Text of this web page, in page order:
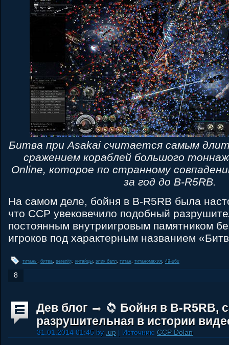
Битва при Asakai считается самым
сражением кораблей большого
Online, которое по странному
за год до B-R5RB.
На самом деле, бойня в B-R5RB была
что CCP увековечило подобный
постоянным внутриигровым памятником
игроков под характерным названием
титаны, битва, serenity, китайцы, эпик батл, титан, титаномахия, 49-u6u
8
Дев блог
Бойня в B-R5RB,
разрушительная в истории
31.01.2014 01:45 by .up | Источник: CCP Dolan